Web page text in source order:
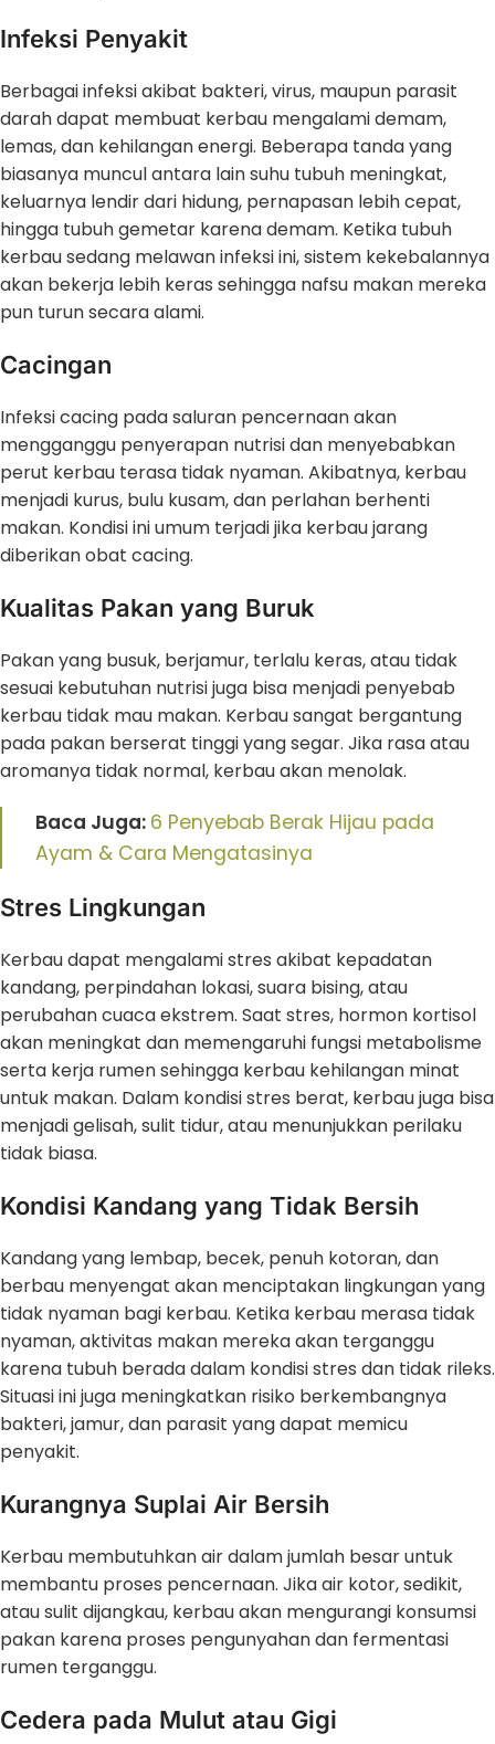
Infeksi Penyakit
Berbagai infeksi akibat bakteri, virus, maupun parasit
darah dapat membuat kerbau mengalami demam,
lemas, dan kehilangan energi. Beberapa tanda yang
biasanya muncul antara lain suhu tubuh meningkat,
keluarnya lendir dari hidung, pernapasan lebih cepat,
hingga tubuh gemetar karena demam. Ketika tubuh
kerbau sedang melawan infeksi ini, sistem kekebalannya
akan bekerja lebih keras sehingga nafsu makan mereka
pun turun secara alami.
Cacingan
Infeksi cacing pada saluran pencernaan akan
mengganggu penyerapan nutrisi dan menyebabkan
perut kerbau terasa tidak nyaman. Akibatnya, kerbau
menjadi kurus, bulu kusam, dan perlahan berhenti
makan. Kondisi ini umum terjadi jika kerbau jarang
diberikan obat cacing.
Kualitas Pakan yang Buruk
Pakan yang busuk, berjamur, terlalu keras, atau tidak
sesuai kebutuhan nutrisi juga bisa menjadi penyebab
kerbau tidak mau makan. Kerbau sangat bergantung
pada pakan berserat tinggi yang segar. Jika rasa atau
aromanya tidak normal, kerbau akan menolak.
Baca Juga: 6 Penyebab Berak Hijau pada
Ayam & Cara Mengatasinya
Stres Lingkungan
Kerbau dapat mengalami stres akibat kepadatan
kandang, perpindahan lokasi, suara bising, atau
perubahan cuaca ekstrem. Saat stres, hormon kortisol
akan meningkat dan memengaruhi fungsi metabolisme
serta kerja rumen sehingga kerbau kehilangan minat
untuk makan. Dalam kondisi stres berat, kerbau juga bisa
menjadi gelisah, sulit tidur, atau menunjukkan perilaku
tidak biasa.
Kondisi Kandang yang Tidak Bersih
Kandang yang lembap, becek, penuh kotoran, dan
berbau menyengat akan menciptakan lingkungan yang
tidak nyaman bagi kerbau. Ketika kerbau merasa tidak
nyaman, aktivitas makan mereka akan terganggu
karena tubuh berada dalam kondisi stres dan tidak rileks.
Situasi ini juga meningkatkan risiko berkembangnya
bakteri, jamur, dan parasit yang dapat memicu
penyakit.
Kurangnya Suplai Air Bersih
Kerbau membutuhkan air dalam jumlah besar untuk
membantu proses pencernaan. Jika air kotor, sedikit,
atau sulit dijangkau, kerbau akan mengurangi konsumsi
pakan karena proses pengunyahan dan fermentasi
rumen terganggu.
Cedera pada Mulut atau Gigi